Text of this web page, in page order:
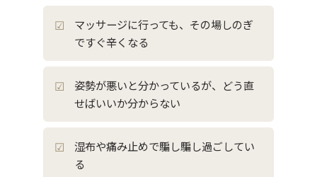
マッサージに行っても、その場しのぎ
ですぐ辛くなる
姿勢が悪いと分かっているが、どう直
せばいいか分からない
湿布や痛み止めで騙し騙し過ごしてい
る